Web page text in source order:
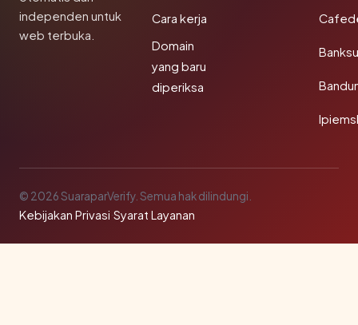
independen untuk
web terbuka.
Cara kerja
Domain
yang baru
diperiksa
© 2026 SuaraparVerify. Semua hak dilindungi.
Kebijakan Privasi·Syarat Layanan